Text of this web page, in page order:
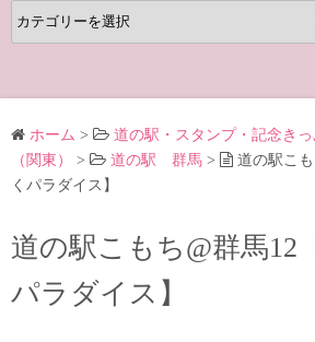
カ
テ
リ
ー ホーム > 道の駅・スタンプ・記念き
（関東）
> 道の駅 群馬 >
道の駅こ
くパラダイス】
道の駅こもち@群馬12
パラダイス】